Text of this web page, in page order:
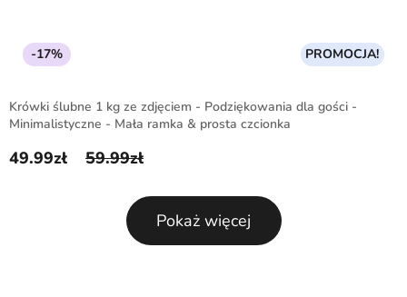
-17% PROMOCJA!
Krówki ślubne 1 kg ze zdjęciem - Podziękowania dla gości -
Minimalistyczne - Mała ramka & prosta czcionka
59.99zł
Pierwotna cena wynosiła: 59.99zł.
49.99zł
Aktualna cena wynosi: 49.99zł.
Pokaż więcej